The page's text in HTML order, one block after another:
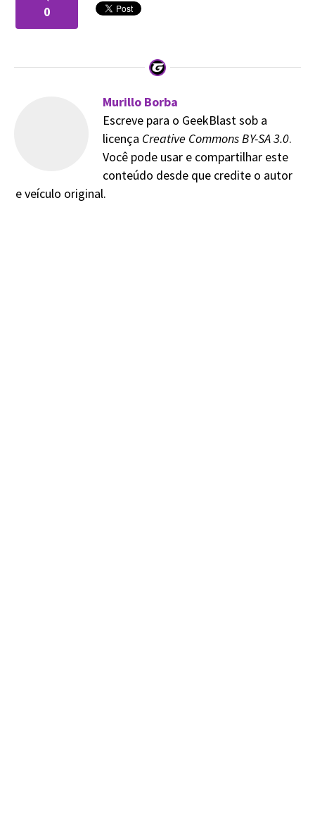
0
Murillo Borba
Escreve para o GeekBlast sob a
licença Creative Commons BY-SA 3.0.
Você pode usar e compartilhar este
conteúdo desde que credite o autor
e veículo original.